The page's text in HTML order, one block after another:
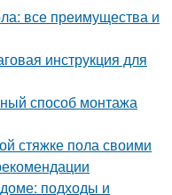
все преимущества и
инструкция для
способ монтажа
стяжке пола своими
подходы и